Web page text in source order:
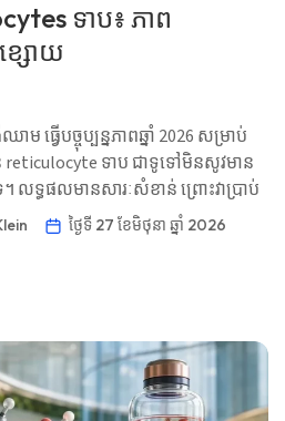
ទាប៖ ភាព
ខ្សោយ
ធ្វើបច្ចុប្បន្នភាពឆ្នាំ 2026 សម្រាប់
ទាប ជាទូទៅមិនសូវមាន
ទ្ធផលមានសារៈសំខាន់ ព្រោះវាប្រាប់
យក្នុងការឆ្លើយតបនឹងភាពស្លេកស្លាំង
📅 ថ្ងៃទី 27 ខែមិថុនា ឆ្នាំ 2026 📝 បាន
នាំ 2026 🩺 ពិនិត្យផ្នែកវេជ្ជសាស្ត្រ៖
ថ្ងៃទី 27 ខែមិថុនា ឆ្នាំ 2026